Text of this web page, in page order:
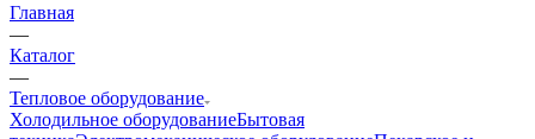
Главная
—
Каталог
—
Тепловое оборудование
Холодильное оборудованиеБытовая